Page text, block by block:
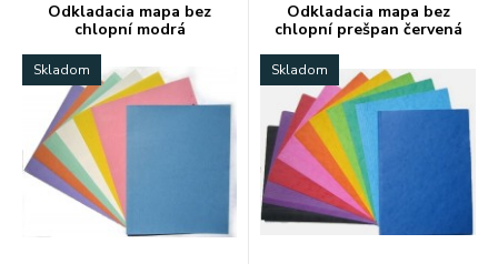
Odkladacia mapa bez
chlopní modrá
Skladom
Odkladacia mapa bez
chlopní prešpan červená
Skladom